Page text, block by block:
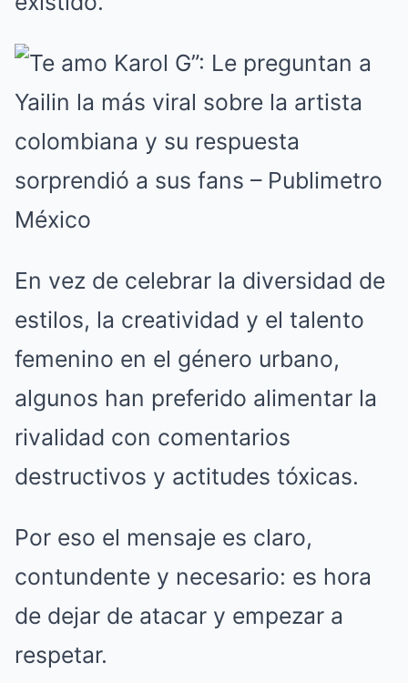
En vez de celebrar la diversidad de
estilos, la creatividad y el talento
femenino en el género urbano,
algunos han preferido alimentar la
rivalidad con comentarios
destructivos y actitudes tóxicas.
Por eso el mensaje es claro,
contundente y necesario: es hora
de dejar de atacar y empezar a
respetar.